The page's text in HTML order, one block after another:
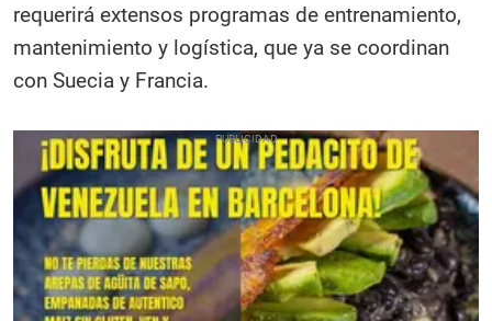
requerirá extensos programas de entrenamiento,
mantenimiento y logística, que ya se coordinan
con Suecia y Francia.​